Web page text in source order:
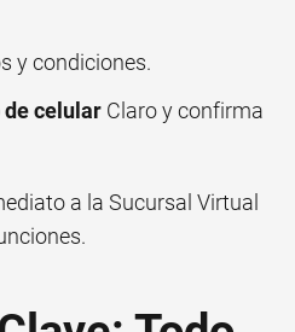
y condiciones.
de celular Claro y confirma
a la Sucursal Virtual